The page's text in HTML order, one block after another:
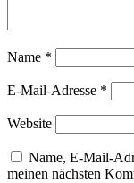
Name *
E-Mail-Adresse *
Website
Name, E-Mail-
meinen nächsten